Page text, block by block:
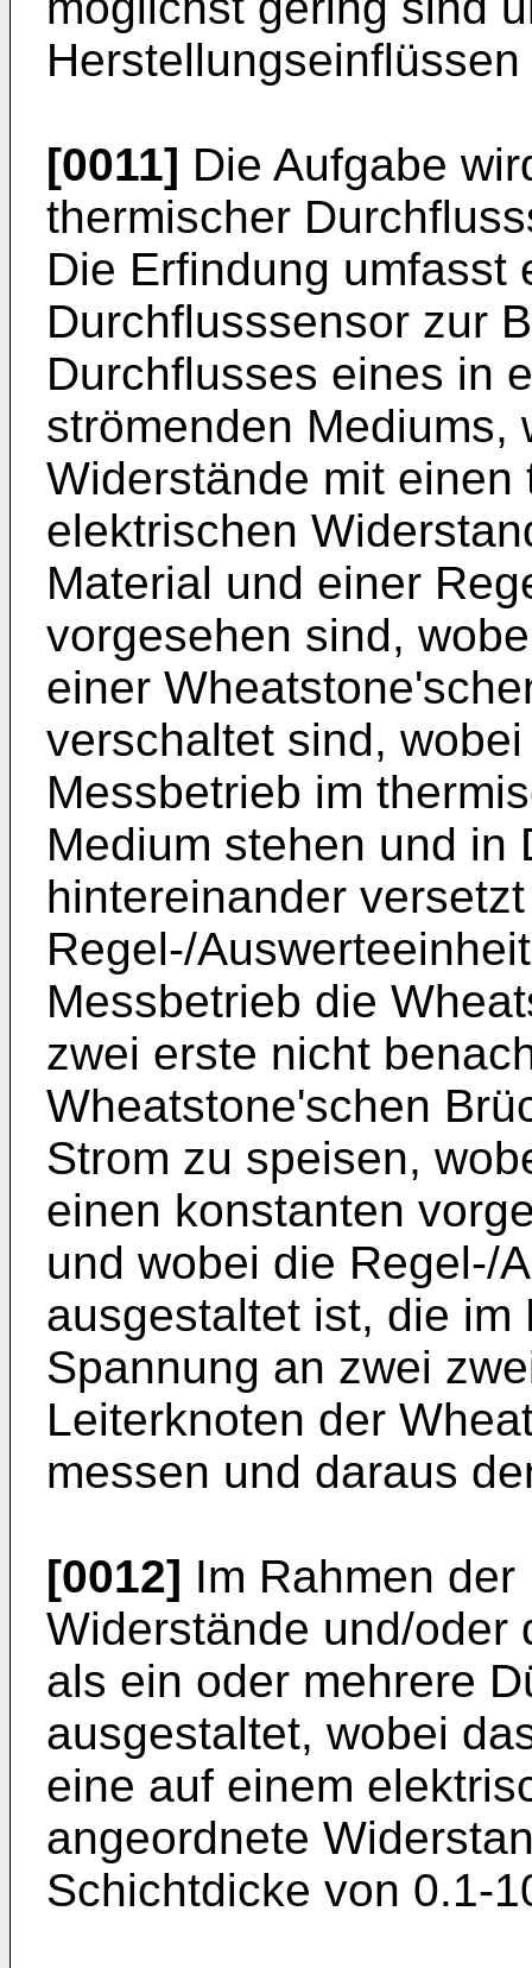
Herstellungseinflüssen
[0011] Die Aufgabe
thermischer
Die Erfindung umfasst
Durchflusssensor zur
Durchflusses eines in
strömenden Mediums,
Widerstände mit
elektrischen
Material und einer
vorgesehen sind,
einer
verschaltet sind,
Messbetrieb im
Medium stehen und in
hintereinander
Regel-/
Messbetrieb die
zwei erste nicht
Wheatstone'schen
Strom zu speisen,
einen konstanten
und wobei die Regel-/
ausgestaltet ist, die
Spannung an zwei
Leiterknoten der
messen und daraus
[0012] Im Rahmen
Widerstände und/oder
als ein oder mehrere
ausgestaltet, wobei
eine auf einem
angeordnete
Schichtdicke von 0.1-